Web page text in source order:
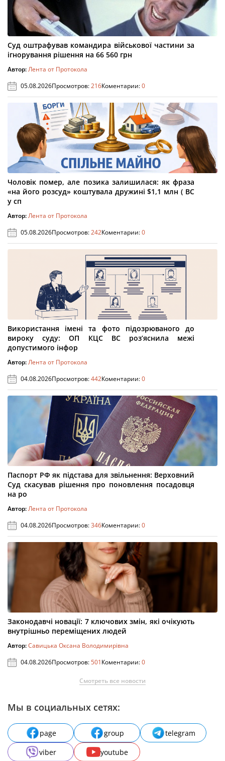
Суд оштрафував командира військової частини за
ігнорування рішення на 66 560 грн
Автор:Лента от Протокола
05.08.2026Просмотров:216Коментарии:0
Чоловік помер, але позика залишилася: як фраза
«на його розсуд» коштувала дружині $1,1 млн ( ВС
у сп
Автор:Лента от Протокола
05.08.2026Просмотров:242Коментарии:0
Використання імені та фото підозрюваного до
вироку суду: ОП КЦС ВС роз’яснила межі
допустимого інфор
Автор:Лента от Протокола
04.08.2026Просмотров:442Коментарии:0
Паспорт РФ як підстава для звільнення: Верховний
Суд скасував рішення про поновлення посадовця
на ро
Автор:Лента от Протокола
04.08.2026Просмотров:346Коментарии:0
Законодавчі новації: 7 ключових змін, які очікують
внутрішньо переміщених людей
Автор:Савицька Оксана Володимирівна
04.08.2026Просмотров:501Коментарии:0
Смотреть все новости
Мы в социальных сетях:
page group
telegram
viber
youtube